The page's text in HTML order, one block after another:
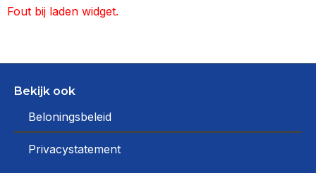
Fout bij laden widget.
Bekijk ook
Beloningsbeleid
Privacystatement